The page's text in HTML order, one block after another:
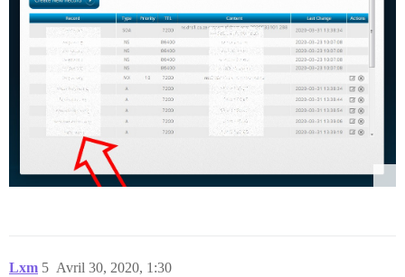
Lxm Avril 30, 2020, 1:30
5